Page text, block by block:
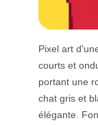
Pixel art
courts et
portant une
chat gris et
élégante.